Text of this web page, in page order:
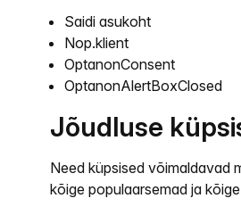
Saidi asukoht
Nop.klient
OptanonConsent
OptanonAlertBoxClosed
Jõudluse
Need küpsised võimaldavad
kõige populaarsemad ja